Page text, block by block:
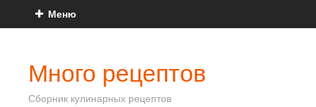
Меню
Много рецептов
Сборник кулинарных рецептов